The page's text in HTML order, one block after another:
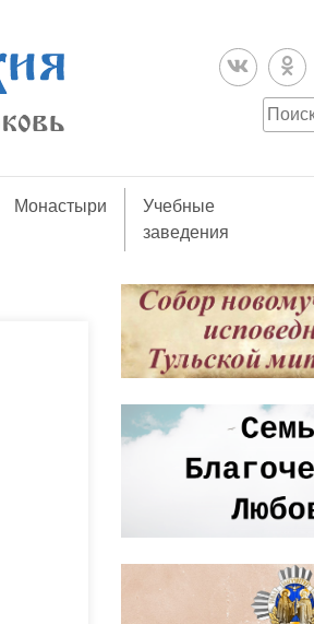
Монастыри
Учебные
заведения